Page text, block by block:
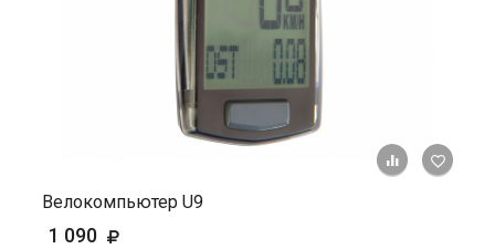
+ К
Велокомпьютер U9
1 090